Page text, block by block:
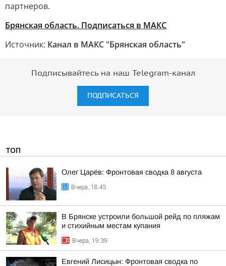
партнеров.
Брянская область. Подписаться в МАКС
Источник: Канал в МАКС "Брянская область"
Подписывайтесь на наш Telegram-канал
ПОДПИСАТЬСЯ
ТОП
Олег Царёв: Фронтовая сводка 8 августа
Вчера, 18:45
В Брянске устроили большой рейд по пляжам
и стихийным местам купания
Вчера, 19:39
Евгений Лисицын: Фронтовая сводка по